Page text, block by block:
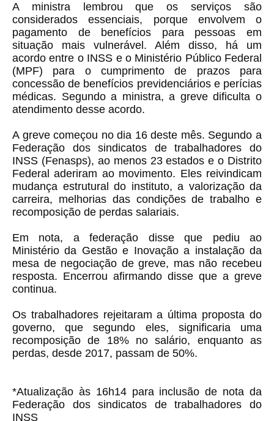
A ministra lembrou que os serviços são
considerados essenciais, porque envolvem o
pagamento de benefícios para pessoas em
situação mais vulnerável. Além disso, há um
acordo entre o INSS e o Ministério Público Federal
(MPF) para o cumprimento de prazos para
concessão de benefícios previdenciários e perícias
médicas. Segundo a ministra, a greve dificulta o
atendimento desse acordo.
A greve começou no dia 16 deste mês. Segundo a
Federação dos sindicatos de trabalhadores do
INSS (Fenasps), ao menos 23 estados e o Distrito
Federal aderiram ao movimento. Eles reivindicam
mudança estrutural do instituto, a valorização da
carreira, melhorias das condições de trabalho e
recomposição de perdas salariais.
Em nota, a federação disse que pediu ao
Ministério da Gestão e Inovação a instalação da
mesa de negociação de greve, mas não recebeu
resposta. Encerrou afirmando disse que a greve
continua.
Os trabalhadores rejeitaram a última proposta do
governo, que segundo eles, significaria uma
recomposição de 18% no salário, enquanto as
perdas, desde 2017, passam de 50%.
*Atualização às 16h14 para inclusão de nota da
Federação dos sindicatos de trabalhadores do
INSS